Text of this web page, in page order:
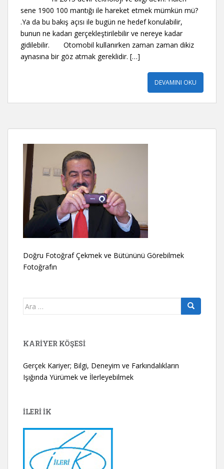
sene 1900 100 mantığı ile hareket etmek mümkün mü?
.Ya da bu bakış açısı ile bugün ne hedef konulabilir,
bunun ne kadarı gerçekleştirilebilir ve nereye kadar
gidilebilir. Otomobil kullanırken zaman zaman dikiz
aynasına bir göz atmak gereklidir. […]
DEVAMINI OKU
Doğru Fotoğraf Çekmek ve Bütününü Görebilmek
Fotoğrafın
Arama
KARIYER KÖŞESI
Gerçek Kariyer; Bilgi, Deneyim ve Farkındalıkların
Işığında Yürümek ve İlerleyebilmek
İLERİ İK